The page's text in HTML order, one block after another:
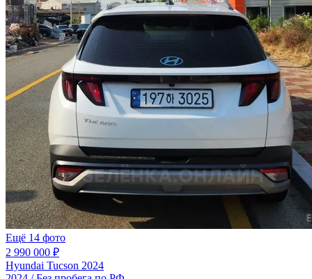
Ещё 14 фото
2 990 000 ₽
Hyundai Tucson 2024